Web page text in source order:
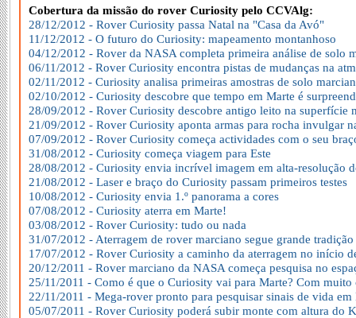
Cobertura da missão do rover Curiosity pelo CCVAlg:
28/12/2012 - Rover Curiosity passa Natal na "Casa da Avó"
11/12/2012 - O futuro do Curiosity: mapeamento montanhoso
04/12/2012 - Rover da NASA completa primeira análise de solo
06/11/2012 - Rover Curiosity encontra pistas de mudanças na
02/11/2012 - Curiosity analisa primeiras amostras de solo
02/10/2012 - Curiosity descobre que tempo em Marte é
28/09/2012 - Rover Curiosity descobre antigo leito na superfície
21/09/2012 - Rover Curiosity aponta armas para rocha invulgar
07/09/2012 - Rover Curiosity começa actividades com o seu
31/08/2012 - Curiosity começa viagem para Este
28/08/2012 - Curiosity envia incrível imagem em alta-resolução
21/08/2012 - Laser e braço do Curiosity passam primeiros testes
10/08/2012 - Curiosity envia 1.º panorama a cores
07/08/2012 - Curiosity aterra em Marte!
03/08/2012 - Rover Curiosity: tudo ou nada
31/07/2012 - Aterragem de rover marciano segue grande
17/07/2012 - Rover Curiosity a caminho da aterragem no início
20/12/2011 - Rover marciano da NASA começa pesquisa no
25/11/2011 - Como é que o Curiosity vai para Marte? Com muito
22/11/2011 - Mega-rover pronto para pesquisar sinais de vida em
05/07/2011 - Rover Curiosity poderá subir monte com altura do